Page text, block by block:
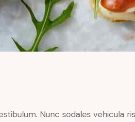
Nunc sodales vehicula